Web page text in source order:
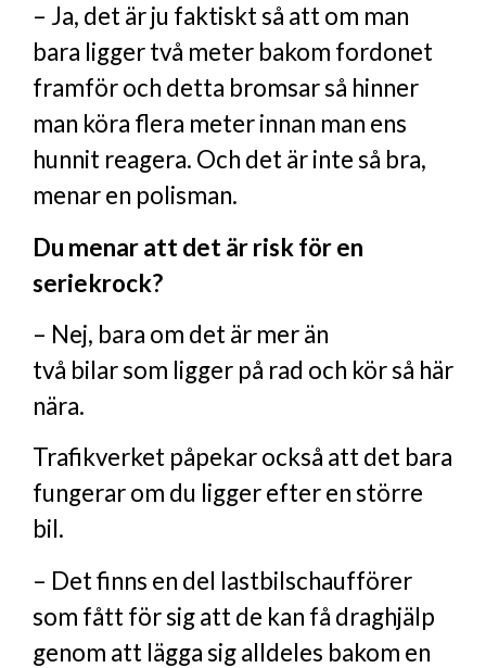
– Ja, det är ju faktiskt så att om man
bara ligger två meter bakom fordonet
framför och detta bromsar så hinner
man köra flera meter innan man ens
hunnit reagera. Och det är inte så bra,
menar en polisman.
Du menar att det är risk för en
seriekrock?
– Nej, bara om det är mer än
två bilar som ligger på rad och kör så här
nära.
Trafikverket påpekar också att det bara
fungerar om du ligger efter en större
bil.
– Det finns en del lastbilschaufförer
som fått för sig att de kan få draghjälp
genom att lägga sig alldeles bakom en